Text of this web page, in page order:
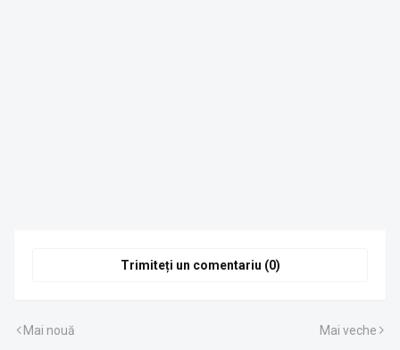
Trimiteți un comentariu (0)
Mai nouă Mai veche